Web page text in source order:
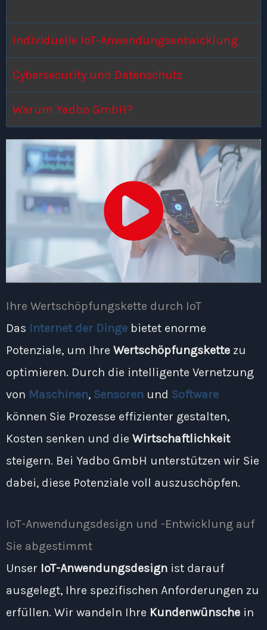
Individuelle IoT-Anwendungsentwicklung
Cybersecurity und Datenschutz
Warum Yadbo GmbH?
Ihre Wertschöpfungskette durch IoT
Das Internet der Dinge bietet enorme
Potenziale, um Ihre Wertschöpfungskette zu
optimieren. Durch die intelligente Vernetzung
von Maschinen, Sensoren und Software
können Sie Prozesse effizienter gestalten,
Kosten senken und die Wirtschaftlichkeit
steigern. Bei Yadbo GmbH unterstützen wir Sie
dabei, diese Potenziale voll auszuschöpfen.
IoT-Anwendungsdesign und -Entwicklung auf
Sie abgestimmt
Unser IoT-Anwendungsdesign ist darauf
ausgelegt, Ihre spezifischen Anforderungen zu
erfüllen. Wir wandeln Ihre Kundenwünsche in